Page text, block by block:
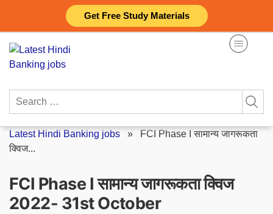
Get Free Study Materials
content
Search
Latest Hindi Banking jobs » FCI Phase I सामान्य जागरूकता
क्विज...
FCI Phase I सामान्य जागरूकता क्विज
2022- 31st October